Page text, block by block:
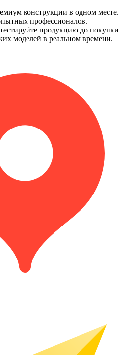
конструкции в одном месте.
профессионалов.
продукцию до покупки.
моделей в реальном времени.